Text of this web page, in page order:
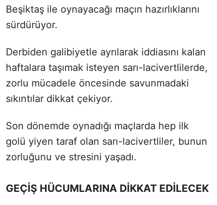
Beşiktaş ile oynayacağı maçın hazırlıklarını
sürdürüyor.
Derbiden galibiyetle ayrılarak iddiasını kalan
haftalara taşımak isteyen sarı-lacivertlilerde,
zorlu mücadele öncesinde savunmadaki
sıkıntılar dikkat çekiyor.
Son dönemde oynadığı maçlarda hep ilk
golü yiyen taraf olan sarı-lacivertliler, bunun
zorluğunu ve stresini yaşadı.
GEÇİŞ HÜCUMLARINA DİKKAT EDİLECEK